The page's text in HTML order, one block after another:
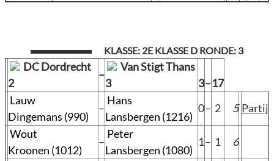
KLASSE: 2E KLASSE D RONDE: 3
DC Dordrecht
2
–
Van Stigt Thans
3
3–17
Lauw
Dingemans (990)
–
Hans
Lansbergen (1216)
0– 2 5 Partij
Wout
Kroonen (1012)
–
Peter
Lansbergen (1080)
1– 1
6